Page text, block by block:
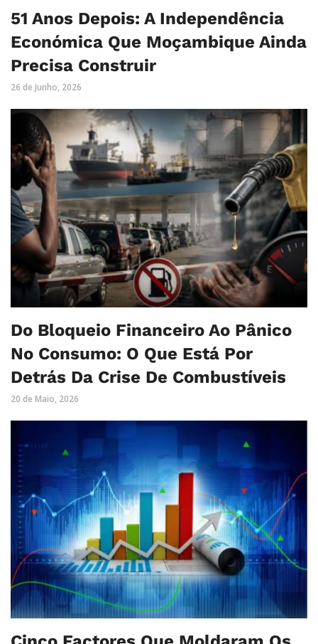
51 Anos Depois: A Independência
Económica Que Moçambique Ainda
Precisa Construir
26 de Junho, 2026
Do Bloqueio Financeiro Ao Pânico
No Consumo: O Que Está Por
Detrás Da Crise De Combustíveis
20 de Maio, 2026